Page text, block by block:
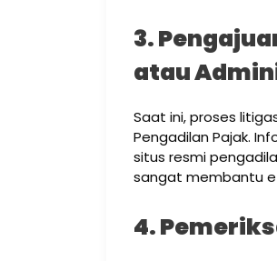
3.
atau
Saat ini, proses
Pengadilan Pajak.
situs resmi
sangat membantu
4.